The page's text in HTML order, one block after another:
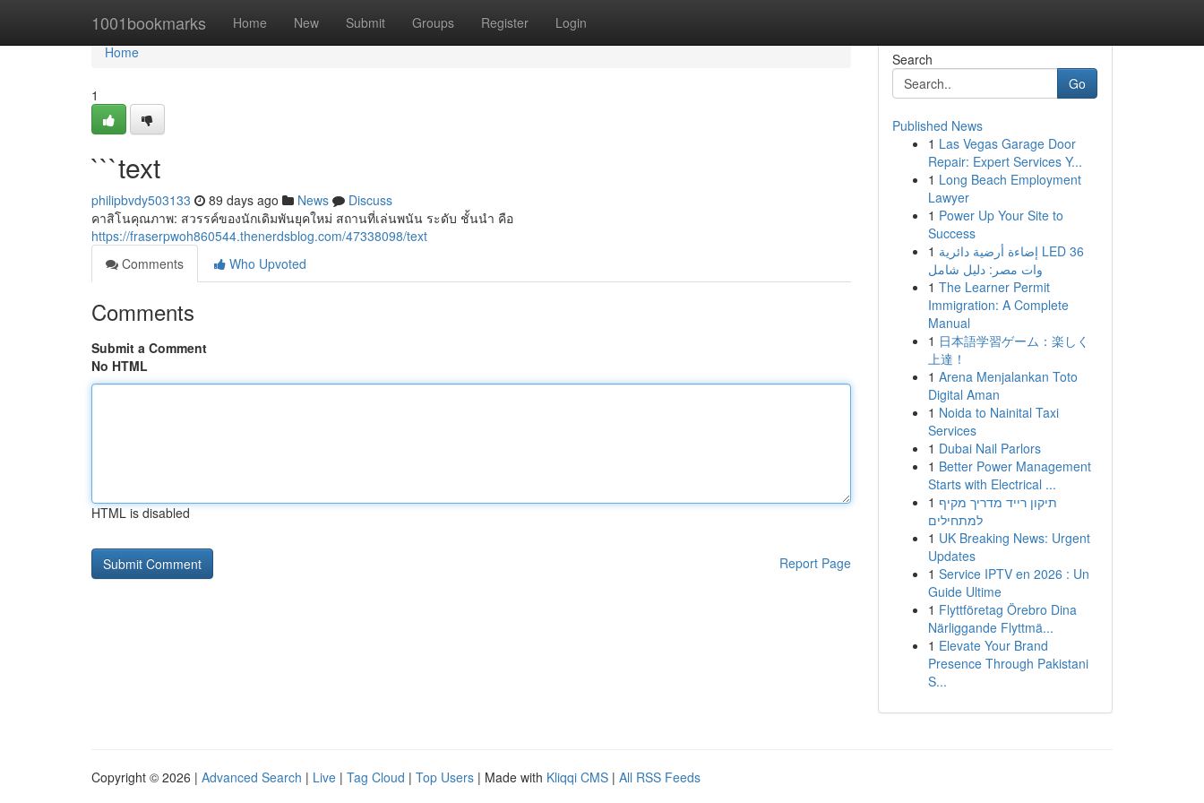
1001bookmarks Home New Submit Groups Register Login
Home
Home
1
```text
philipbvdy503133 89 days ago News
Discuss
คาสิโนคุณภาพ: สวรรค์ของนักเดิมพันยุคใหม่ สถานที่เล่นพนัน ระดับ ชั้นนำ คือ
https://fraserpwoh860544.thenerdsblog.com/47338098/text
Comments
Who Upvoted
Comments
Submit a Comment
No HTML
HTML is disabled
Report Page
Search
Go
Published News
1 Las Vegas Garage Door
Repair: Expert Services Y...
1 Long Beach Employment
Lawyer
1 Power Up Your Site to
Success
1 إضاءة أرضية دائرية LED 36
وات مصر: دليل شامل
1 The Learner Permit
Immigration: A Complete
Manual
1 日本語学習ゲーム：楽しく
上達！
1 Arena Menjalankan Toto
Digital Aman
1 Noida to Nainital Taxi
Services
1 Dubai Nail Parlors
1 Better Power Management
Starts with Electrical ...
1 תיקון רייד מדריך מקיף
למתחילים
1 UK Breaking News: Urgent
Updates
1 Service IPTV en 2026 : Un
Guide Ultime
1 Flyttföretag Örebro Dina
Närliggande Flyttmä...
1 Elevate Your Brand
Presence Through Pakistani
S...
Copyright © 2026 | Advanced Search | Live | Tag Cloud | Top Users | Made with Kliqqi CMS | All RSS Feeds